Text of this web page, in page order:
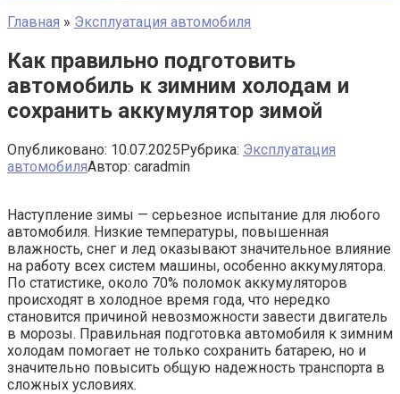
Главная » Эксплуатация автомобиля
Как правильно подготовить
автомобиль к зимним холодам и
сохранить аккумулятор зимой
Опубликовано: 10.07.2025Рубрика: Эксплуатация
автомобиляАвтор: caradmin
Наступление зимы — серьезное испытание для любого
автомобиля. Низкие температуры, повышенная
влажность, снег и лед оказывают значительное влияние
на работу всех систем машины, особенно аккумулятора.
По статистике, около 70% поломок аккумуляторов
происходят в холодное время года, что нередко
становится причиной невозможности завести двигатель
в морозы. Правильная подготовка автомобиля к зимним
холодам помогает не только сохранить батарею, но и
значительно повысить общую надежность транспорта в
сложных условиях.